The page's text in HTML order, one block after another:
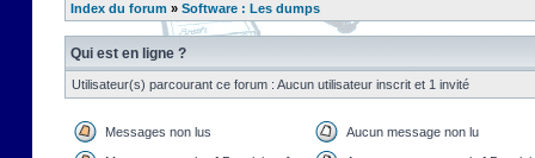
Index du forum » Software : Les dumps
Qui est en ligne ?
Utilisateur(s) parcourant ce forum : Aucun utilisateur inscrit et 1 invité
Messages non lus Aucun message non lu